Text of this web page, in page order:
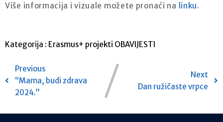
Više informacija i vizuale možete pronaći na linku.
Kategorija : Erasmus+ projekti OBAVIJESTI
Previous
“Mama, budi zdrava
2024.”
Next
Dan ružičaste vrpce